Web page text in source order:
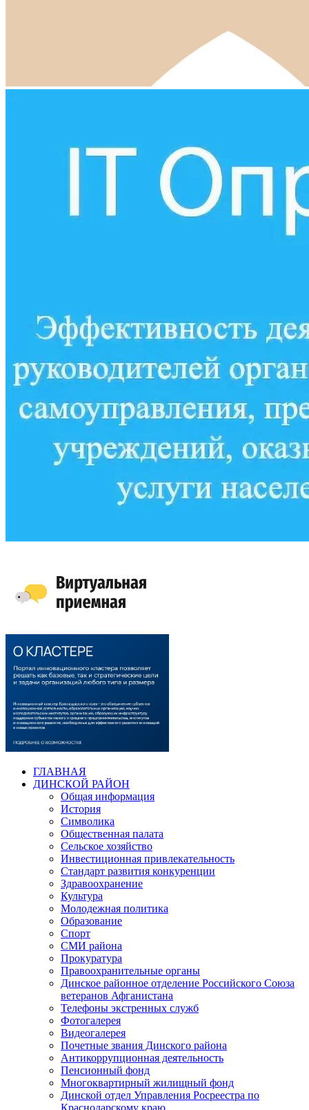
ГЛАВНАЯ
ДИНСКОЙ РАЙОН
Общая информация
История
Символика
Общественная палата
Сельское хозяйство
Инвестиционная привлекательность
Стандарт развития конкуренции
Здравоохранение
Культура
Молодежная политика
Образование
Спорт
СМИ района
Прокуратура
Правоохранительные органы
Динское районное отделение Российского Союза
ветеранов Афганистана
Телефоны экстренных служб
Фотогалерея
Видеогалерея
Почетные звания Динского района
Антикоррупционная деятельность
Пенсионный фонд
Многоквартирный жилищный фонд
Динской отдел Управления Росреестра по
Краснодарскому краю